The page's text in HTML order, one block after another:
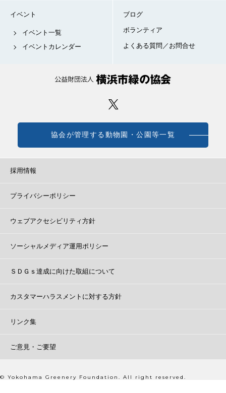
イベント
イベント一覧
イベントカレンダー
ブログ
ボランティア
よくある質問／お問合せ
協会が管理する動物園・公園等一覧
採用情報
プライバシーポリシー
ウェブアクセシビリティ方針
ソーシャルメディア運用ポリシー
ＳＤＧｓ達成に向けた取組について
カスタマーハラスメントに対する方針
リンク集
ご意見・ご要望
© Yokohama Greenery Foundation. All right reserved.